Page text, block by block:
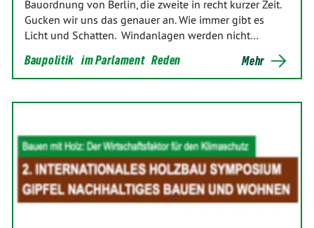
Bauordnung von Berlin, die zweite in recht kurzer Zeit.
Gucken wir uns das genauer an. Wie immer gibt es
Licht und Schatten. Windanlagen werden nicht…
Baupolitik im Parlament Reden Mehr